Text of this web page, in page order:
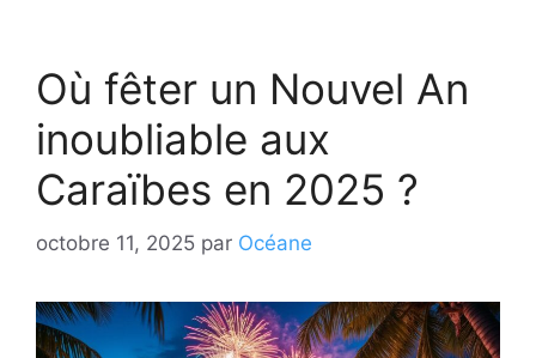
Où fêter un Nouvel An
inoubliable aux
Caraïbes en 2025 ?
octobre 11, 2025 par Océane